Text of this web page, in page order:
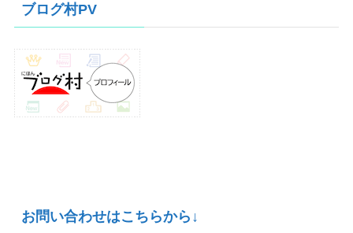
ブ
ブログ村PV
お問い合わせはこちらから↓